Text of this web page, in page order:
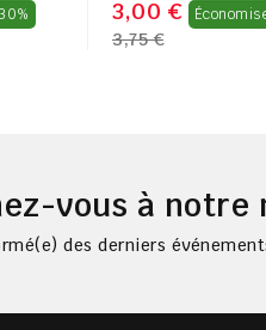
Prix
​​
3,00 €
3,75 €
vous à notre
des derniers